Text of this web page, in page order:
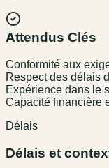
Attendus Clés
Conformité aux
Respect des délais
Expérience dans le
Capacité financière
Délais
Délais et